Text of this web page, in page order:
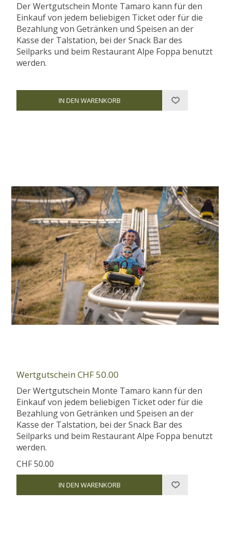
Der Wertgutschein Monte Tamaro kann für den
Einkauf von jedem beliebigen Ticket oder für die
Bezahlung von Getränken und Speisen an der
Kasse der Talstation, bei der Snack Bar des
Seilparks und beim Restaurant Alpe Foppa benutzt
werden.
Wertgutschein CHF 50.00
Der Wertgutschein Monte Tamaro kann für den
Einkauf von jedem beliebigen Ticket oder für die
Bezahlung von Getränken und Speisen an der
Kasse der Talstation, bei der Snack Bar des
Seilparks und beim Restaurant Alpe Foppa benutzt
werden.
CHF 50.00